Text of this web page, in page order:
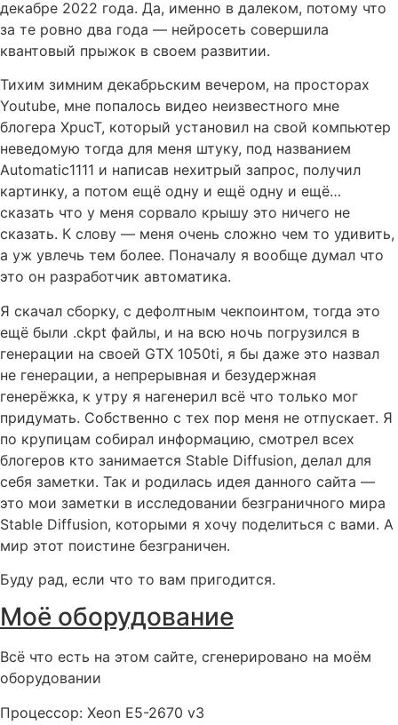
декабре 2022 года. Да, именно в далеком, потому что
за те ровно два года — нейросеть совершила
квантовый прыжок в своем развитии.
Тихим зимним декабрьским вечером, на просторах
Youtube, мне попалось видео неизвестного мне
блогера XpucT, который установил на свой компьютер
неведомую тогда для меня штуку, под названием
Automatic1111 и написав нехитрый запрос, получил
картинку, а потом ещё одну и ещё одну и ещё…
сказать что у меня сорвало крышу это ничего не
сказать. К слову — меня очень сложно чем то удивить,
а уж увлечь тем более. Поначалу я вообще думал что
это он разработчик автоматика.
Я скачал сборку, с дефолтным чекпоинтом, тогда это
ещё были .ckpt файлы, и на всю ночь погрузился в
генерации на своей GTX 1050ti, я бы даже это назвал
не генерации, а непрерывная и безудержная
генерёжка, к утру я нагенерил всё что только мог
придумать. Собственно с тех пор меня не отпускает. Я
по крупицам собирал информацию, смотрел всех
блогеров кто занимается Stable Diffusion, делал для
себя заметки. Так и родилась идея данного сайта —
это мои заметки в исследовании безграничного мира
Stable Diffusion, которыми я хочу поделиться с вами. А
мир этот поистине безграничен.
Буду рад, если что то вам пригодится.
Моё оборудование
Всё что есть на этом сайте, сгенерировано на моём
оборудовании
Процессор: Xeon E5-2670 v3